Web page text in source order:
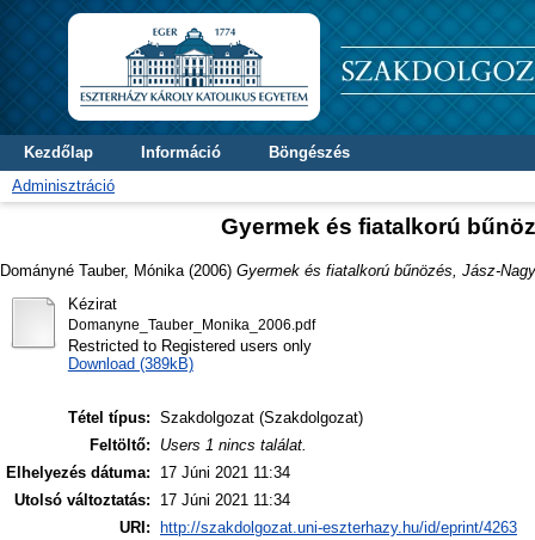
Kezdőlap Információ
Böngészés
Adminisztráció
Gyermek és fiatalkorú
Dományné Tauber, Mónika (2006) Gyermek és fiatalkorú bűnözés, Jász-
Kézirat
Domanyne_Tauber_Monika_2006.pdf
Restricted to Registered users only
Download (389kB)
Tétel típus: Szakdolgozat (Szakdolgozat)
Feltöltő:
Users 1 nincs találat.
Elhelyezés dátuma:
17 Júni 2021 11:34
Utolsó változtatás:
17 Júni 2021 11:34
URI:
http://szakdolgozat.uni-eszterhazy.hu/id/eprint/4263